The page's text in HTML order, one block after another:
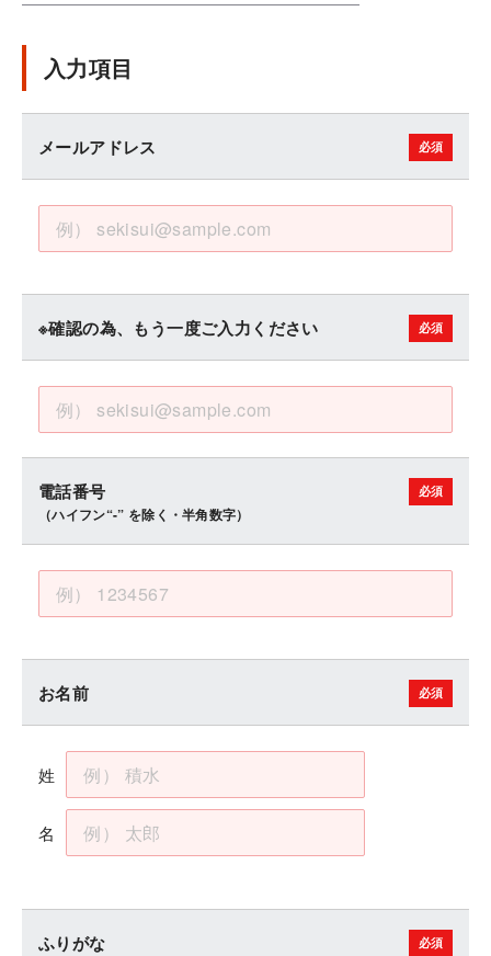
入力項目
メールアドレス
※確認の為、もう一度ご入力ください
電話番号
（ハイフン“-” を除く・半角数字）
お名前
姓
名
ふりがな